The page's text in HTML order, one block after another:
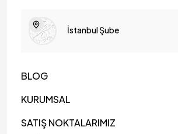
İstanbul Şube
BLOG
KURUMSAL
SATIŞ NOKTALARIMIZ